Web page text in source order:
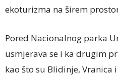
ekoturizma na širem
Pored Nacionalnog parka
usmjerava se i ka drugim
kao što su Blidinje, Vranica